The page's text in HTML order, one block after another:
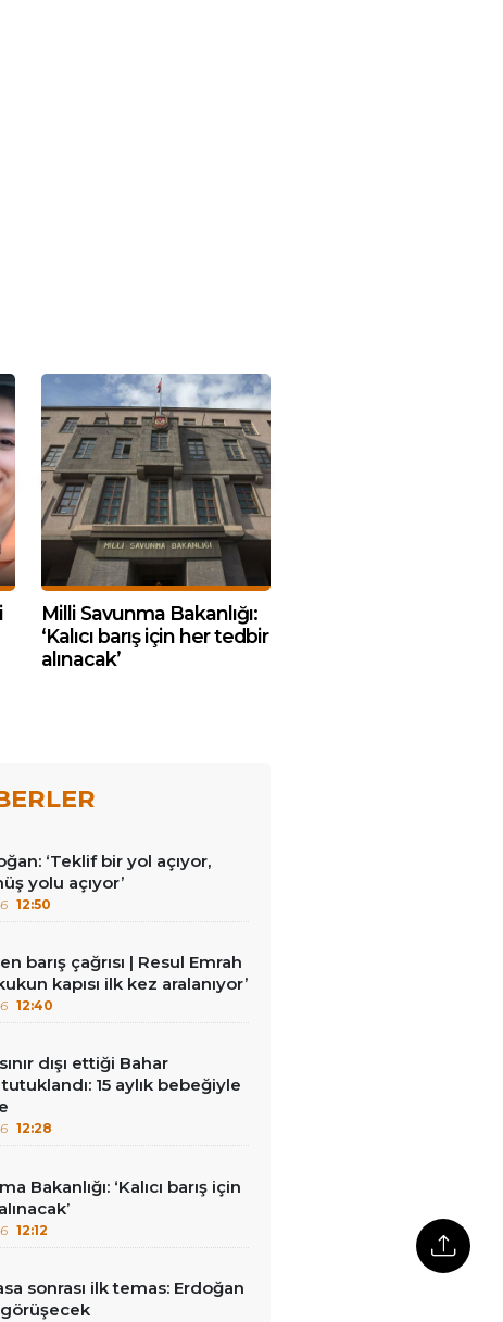
Milli Savunma Bakanlığı:
‘Kalıcı barış için her tedbir
alınacak’
‘Teklif bir yol açıyor,
yolu açıyor’
12:50
barış çağrısı | Resul Emrah
kapısı ilk kez aralanıyor’
12:40
dışı ettiği Bahar
15 aylık bebeğiyle
12:28
Bakanlığı: ‘Kalıcı barış için
12:12
sonrası ilk temas: Erdoğan